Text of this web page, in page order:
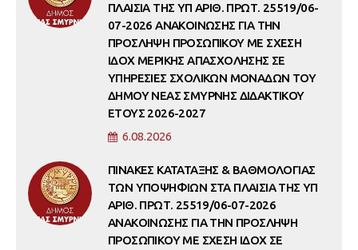
ΠΛΑΙΣΙΑ ΤΗΣ ΥΠ ΑΡΙΘ. ΠΡΩΤ. 25519/06-
07-2026 ΑΝΑΚΟΙΝΩΣΗΣ ΓΙΑ ΤΗΝ
ΠΡΟΣΛΗΨΗ ΠΡΟΣΩΠΙΚΟΥ ΜΕ ΣΧΕΣΗ
ΙΔΟΧ ΜΕΡΙΚΗΣ ΑΠΑΣΧΟΛΗΣΗΣ ΣΕ
ΥΠΗΡΕΣΙΕΣ ΣΧΟΛΙΚΩΝ ΜΟΝΑΔΩΝ ΤΟΥ
ΔΗΜΟΥ ΝΕΑΣ ΣΜΥΡΝΗΣ ΔΙΔΑΚΤΙΚΟΥ
ΕΤΟΥΣ 2026-2027
6.08.2026
ΠΙΝΑΚΕΣ ΚΑΤΑΤΑΞΗΣ & ΒΑΘΜΟΛΟΓΙΑΣ
ΤΩΝ ΥΠΟΨΗΦΙΩΝ ΣΤΑ ΠΛΑΙΣΙΑ ΤΗΣ ΥΠ
ΑΡΙΘ. ΠΡΩΤ. 25519/06-07-2026
ΑΝΑΚΟΙΝΩΣΗΣ ΓΙΑ ΤΗΝ ΠΡΟΣΛΗΨΗ
ΠΡΟΣΩΠΙΚΟΥ ΜΕ ΣΧΕΣΗ ΙΔΟΧ ΣΕ